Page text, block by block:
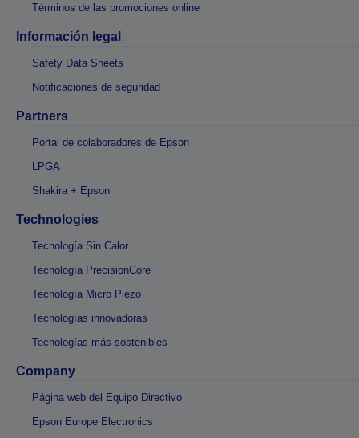
Términos de las promociones online
Información legal
Safety Data Sheets
Notificaciones de seguridad
Partners
Portal de colaboradores de Epson
LPGA
Shakira + Epson
Technologies
Tecnología Sin Calor
Tecnología PrecisionCore
Tecnología Micro Piezo
Tecnologías innovadoras
Tecnologías más sostenibles
Company
Página web del Equipo Directivo
Epson Europe Electronics